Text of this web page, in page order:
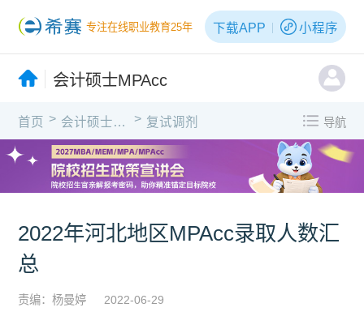
专注在线职业教育25年 下载APP 小程序
会计硕士MPAcc
首页 > 会计硕士MPAcc > 复试调剂 导航
2022年河北地区MPAcc录取人数汇
总
责编：杨曼婷 2022-06-29